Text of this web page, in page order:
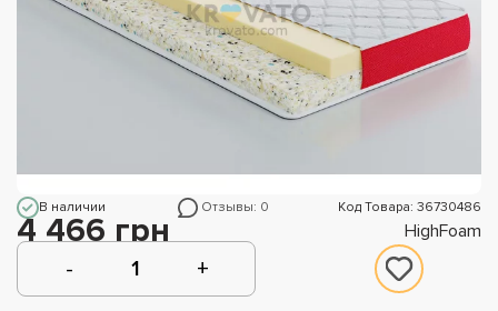
В наличии Отзывы: 0 Код Товара: 36730486
4 466 грн HighFoam